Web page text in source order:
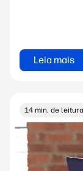
Leia mais
14 min. de leitura